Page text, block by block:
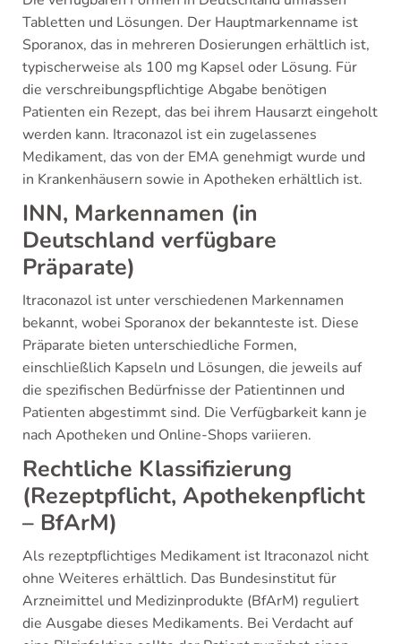
Tabletten und Lösungen. Der Hauptmarkenname ist
Sporanox, das in mehreren Dosierungen erhältlich ist,
typischerweise als 100 mg Kapsel oder Lösung. Für
die verschreibungspflichtige Abgabe benötigen
Patienten ein Rezept, das bei ihrem Hausarzt eingeholt
werden kann. Itraconazol ist ein zugelassenes
Medikament, das von der EMA genehmigt wurde und
in Krankenhäusern sowie in Apotheken erhältlich ist.
INN, Markennamen (in
Deutschland verfügbare
Präparate)
Itraconazol ist unter verschiedenen Markennamen
bekannt, wobei Sporanox der bekannteste ist. Diese
Präparate bieten unterschiedliche Formen,
einschließlich Kapseln und Lösungen, die jeweils auf
die spezifischen Bedürfnisse der Patientinnen und
Patienten abgestimmt sind. Die Verfügbarkeit kann je
nach Apotheken und Online-Shops variieren.
Rechtliche Klassifizierung
(Rezeptpflicht, Apothekenpflicht
– BfArM)
Als rezeptpflichtiges Medikament ist Itraconazol nicht
ohne Weiteres erhältlich. Das Bundesinstitut für
Arzneimittel und Medizinprodukte (BfArM) reguliert
die Ausgabe dieses Medikaments. Bei Verdacht auf